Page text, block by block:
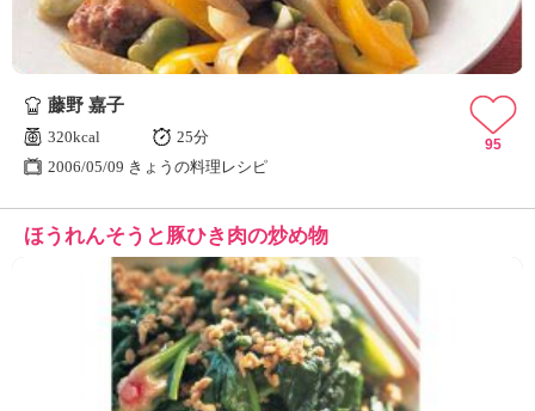
藤野 嘉子
320kcal
25分
2006/05/09 きょうの料理レシピ
95
ほうれんそうと豚ひき肉の炒め物